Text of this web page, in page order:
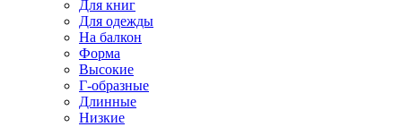
Для книг
Для одежды
На балкон
Форма
Высокие
Г-образные
Длинные
Низкие